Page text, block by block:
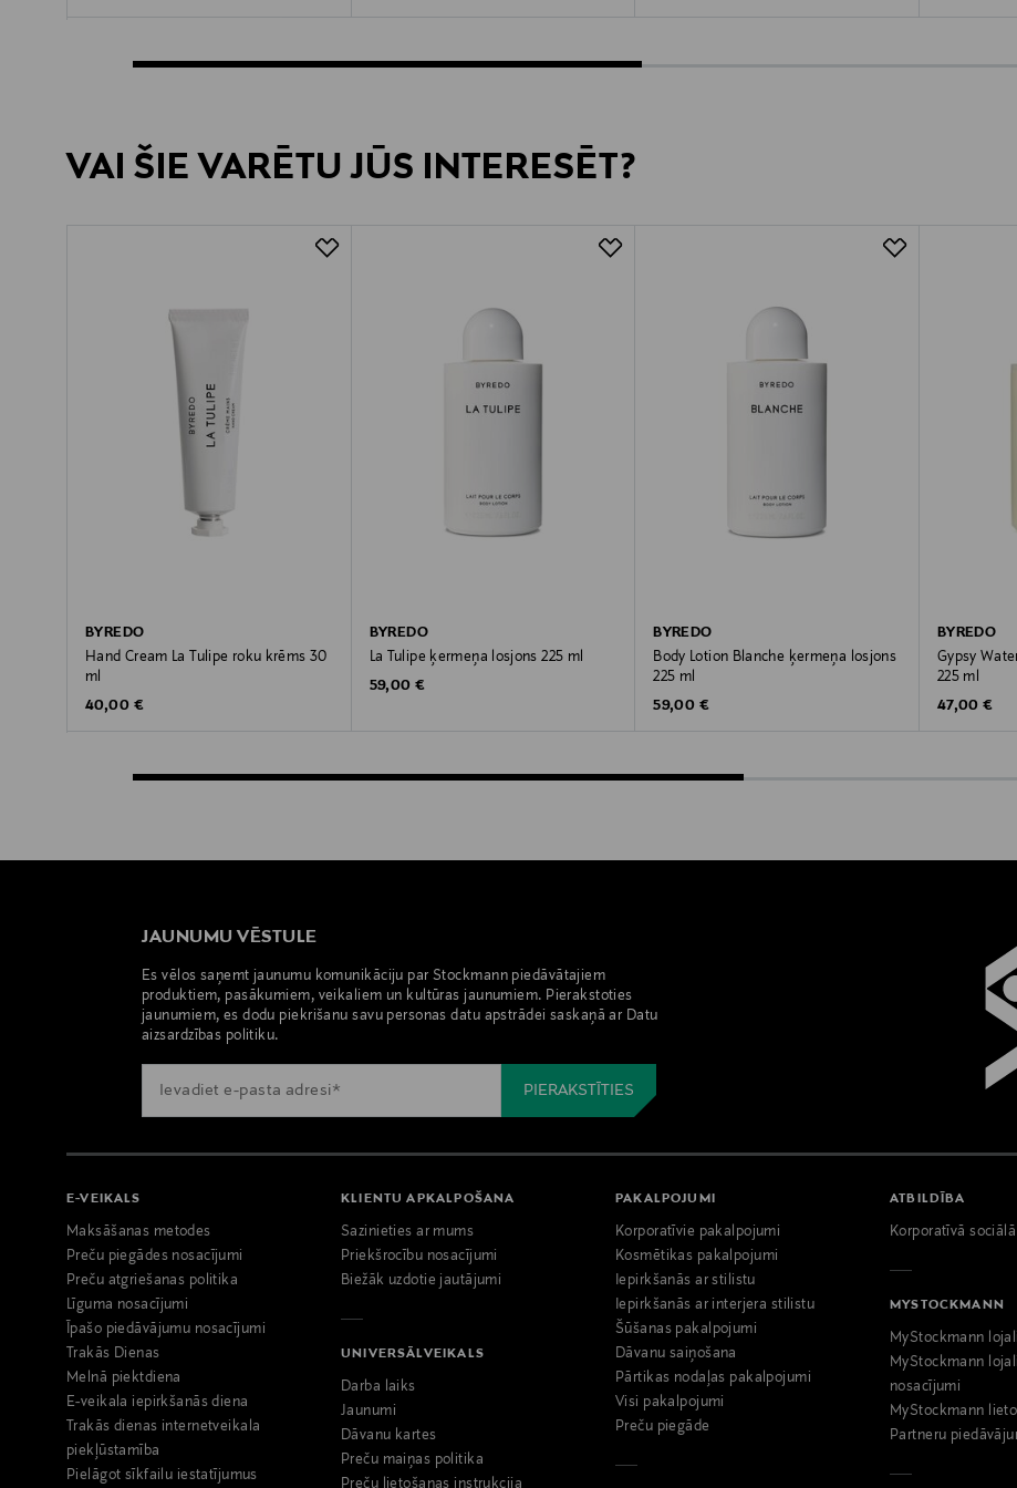
VAI ŠIE VARĒTU JŪS INTERESĒT?
BYREDO
Hand Cream La Tulipe roku krēms 30
ml
Original Price
40,00 €
BYREDO
La Tulipe ķermeņa losjons 225 ml
Original Price
59,00 €
BYREDO
Body Lotion Blanche ķermeņa losjons
225 ml
Original Price
59,00 €
BYREDO
Gypsy
225 ml
Original Price
47,00 €
JAUNUMU VĒSTULE
Es vēlos saņemt jaunumu komunikāciju par Stockmann piedāvātajiem
produktiem, pasākumiem, veikaliem un kultūras jaunumiem. Pierakstoties
jaunumiem, es dodu piekrišanu savu personas datu apstrādei saskaņā ar Datu
aizsardzības politiku.
E-VEIKALS
Maksāšanas metodes
Preču piegādes nosacījumi
Preču atgriešanas politika
Līguma nosacījumi
Īpašo piedāvājumu nosacījumi
Trakās Dienas
Melnā piektdiena
E-veikala iepirkšanās diena
Trakās dienas internetveikala
piekļūstamība
Pielāgot sīkfailu iestatījumus
KLIENTU APKALPOŠANA
Sazinieties ar mums
Priekšrocību nosacījumi
Biežāk uzdotie jautājumi
UNIVERSĀLVEIKALS
Darba laiks
Jaunumi
Dāvanu kartes
Preču maiņas politika
Preču lietošanas instrukcija
PAKALPOJUMI
Korporatīvie pakalpojumi
Kosmētikas pakalpojumi
Iepirkšanās ar stilistu
Iepirkšanās ar interjera stilistu
Šūšanas pakalpojumi
Dāvanu saiņošana
Pārtikas nodaļas pakalpojumi
Visi pakalpojumi
Preču piegāde
ATBILDĪBA
Korporatīvā
MYSTOCKMANN
MyStockmann
MyStockmann
nosacījumi
MyStockmann
Partneru